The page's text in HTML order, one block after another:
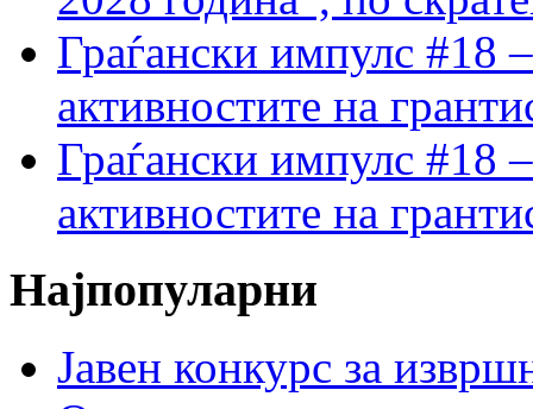
Граѓански импулс #18
активностите на
Граѓански импулс #18
активностите на
Најпопуларни
Јавен конкурс за